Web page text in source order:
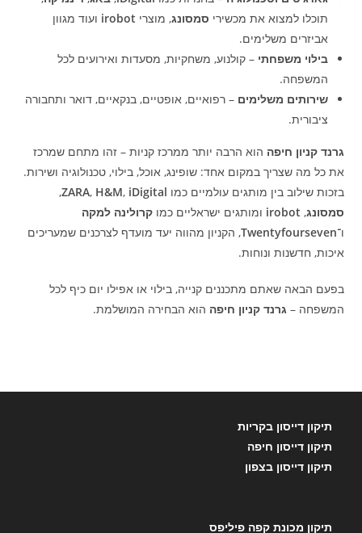
תוכלו למצוא את מכשירי סמסונג, מוצרי irobot ועוד מגוון
אביזרים משלימים.
בילוי משפחתי – קולנוע, משחקיות, מסעדות ואירועים לכל
המשפחה.
שירותים משלימים – רפואיים, אופטיים, בנקאיים, דואר ותחבורה
ציבורית.
גרנד קניון חיפה הוא הרבה יותר ממרכז קניות – זהו מתחם שמרכז
את כל מה שצריך במקום אחד: שופינג, אוכל, בילוי, טכנולוגיה ושירות.
בזכות שילוב בין מותגים עולמיים כמו
ZARA, H&M, iDigital
,
סמסונג,
irobot ומותגים ישראליים כמוקרולינה למקה
ו־Twentyfourseven, הקניון מהווה יעד מועדף לצרכנים שמעריכים
איכות, חדשנות ונוחות.
בפעם הבאה שאתם מתכננים קנייה, בילוי או אפילו יום כיף לכל
המשפחה –גרנד קניון חיפה הוא הבחירה המושלמת.
תיקון דייסון בקריות
תיקון דייסון חיפה
תיקון דייסון בצפון
תיקון מכונת קפה פיליפס